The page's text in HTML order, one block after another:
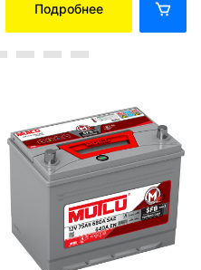
Подробнее